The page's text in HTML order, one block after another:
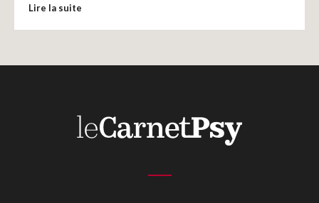
Mon compte
Lire la suite